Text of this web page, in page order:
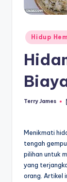
Posted
in
Hidup
Posted
Terry James
Menikmati
tengah
pilihan untuk
yang
orang. Artikel